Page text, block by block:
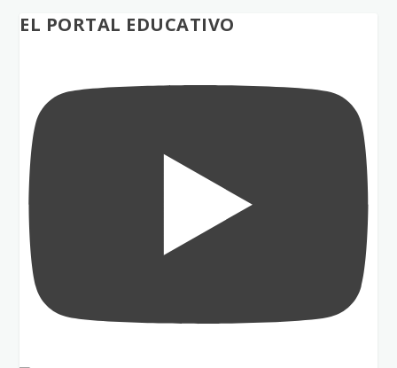
EL PORTAL EDUCATIVO